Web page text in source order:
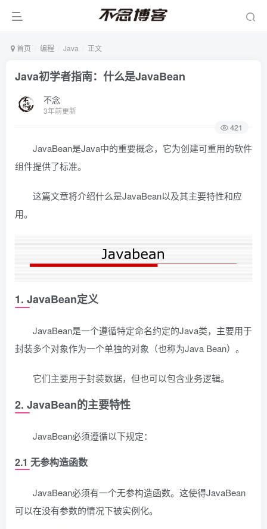
首页 编程 Java 正文
Java初学者指南：什么是JavaBean
不念
3年前更新
421
JavaBean是Java中的重要概念，它为创建可重用的软件
组件提供了标准。
这篇文章将介绍什么是JavaBean以及其主要特性和应
用。
1. JavaBean定义
JavaBean是一个遵循特定命名约定的Java类，主要用于
封装多个对象作为一个单独的对象（也称为Java Bean）。
它们主要用于封装数据，但也可以包含业务逻辑。
2. JavaBean的主要特性
JavaBean必须遵循以下规定：
2.1 无参构造函数
JavaBean必须有一个无参构造函数。这使得JavaBean
可以在没有参数的情况下被实例化。